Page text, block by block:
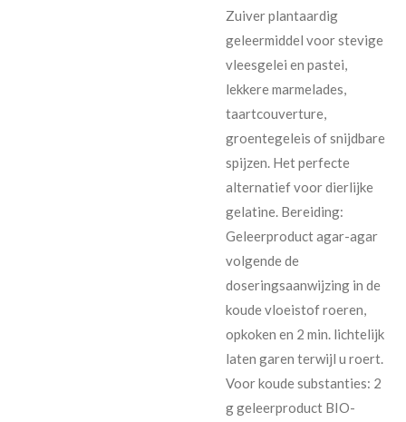
Zuiver plantaardig
geleermiddel voor stevige
vleesgelei en pastei,
lekkere marmelades,
taartcouverture,
groentegeleis of snijdbare
spijzen. Het perfecte
alternatief voor dierlijke
gelatine. Bereiding:
Geleerproduct agar-agar
volgende de
doseringsaanwijzing in de
koude vloeistof roeren,
opkoken en 2 min. lichtelijk
laten garen terwijl u roert.
Voor koude substanties: 2
g geleerproduct BIO-